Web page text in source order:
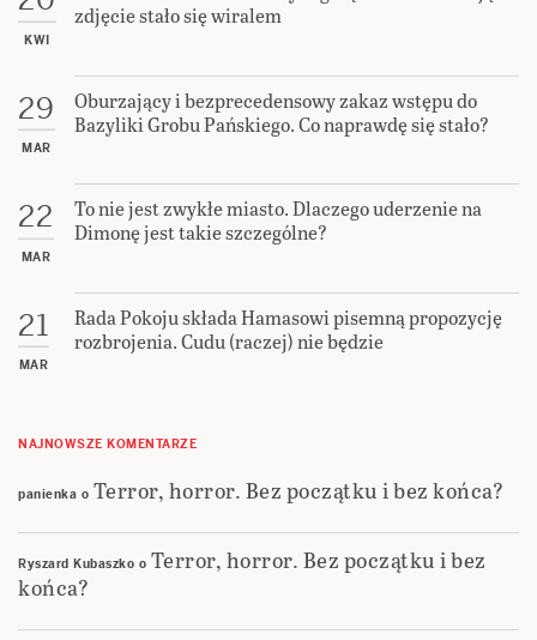
KWI
zdjęcie stało się wiralem
29
MAR
Oburzający i bezprecedensowy zakaz wstępu do
Bazyliki Grobu Pańskiego. Co naprawdę się stało?
22
MAR
To nie jest zwykłe miasto. Dlaczego uderzenie na
Dimonę jest takie szczególne?
21
MAR
Rada Pokoju składa Hamasowi pisemną propozycję
rozbrojenia. Cudu (raczej) nie będzie
NAJNOWSZE KOMENTARZE
panienka o Terror, horror. Bez początku i bez końca?
Ryszard Kubaszko o Terror, horror. Bez początku i bez
końca?